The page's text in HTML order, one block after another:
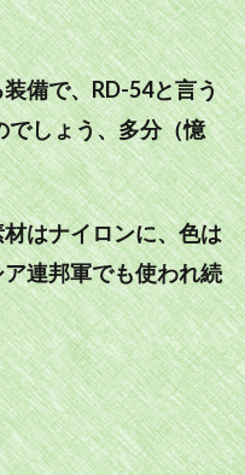
備で、RD-54と言う
でしょう、多分（憶
はナイロンに、色は
連邦軍でも使われ続